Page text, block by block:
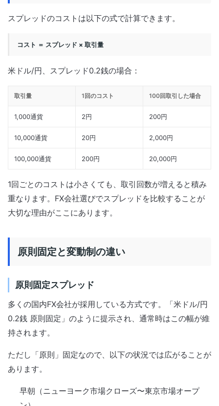
スプレッドのコストは以下の式で計算できます。
コスト ＝ スプレッド × 取引量
米ドル/円、スプレッド0.2銭の場合：
取引量 1回のコスト 100回取引した場合
1,000通貨 2円 200円
10,000通貨 20円 2,000円
100,000通貨 200円 20,000円
1回ごとのコストは小さくても、取引回数が増えると積み
重なります。FX会社選びでスプレッドを比較することが
大切な理由がここにあります。
原則固定と変動制の違い
原則固定スプレッド
多くの国内FX会社が採用している方式です。「米ドル/円
0.2銭 原則固定」のように提示され、通常時はこの幅が維
持されます。
ただし「原則」固定なので、以下の状況では広がることが
あります。
早朝（ニューヨーク市場クローズ〜東京市場オープ